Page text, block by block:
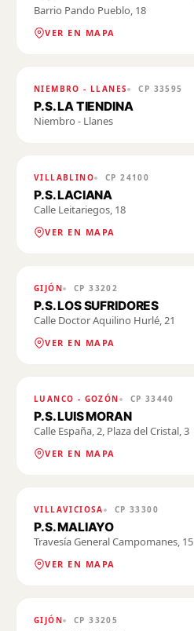
Barrio Pando Pueblo, 18
VER EN MAPA
NIEMBRO - LLANES CP 33595
P.S. LA TIENDINA
Niembro - Llanes
VILLABLINO CP24100
P.S. LACIANA
Calle Leitariegos, 18
VER EN MAPA
GIJÓN CP33202
P.S. LOS SUFRIDORES
Calle Doctor Aquilino Hurlé, 21
VER EN MAPA
LUANCO - GOZÓN CP 33440
P.S. LUIS MORAN
Calle España, 2, Plaza del Cristal, 3
VER EN MAPA
VILLAVICIOSA CP33300
P.S. MALIAYO
Travesía General Campomanes, 15
VER EN MAPA
GIJÓN CP33205